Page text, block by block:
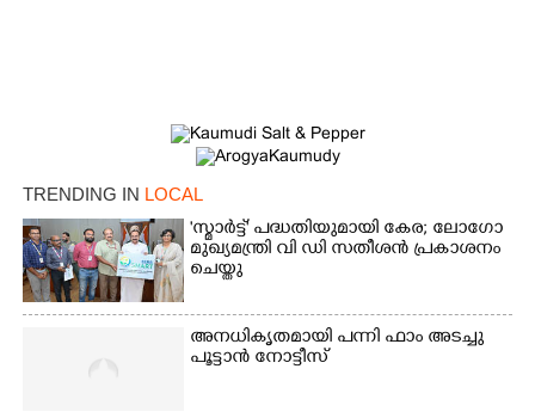
TRENDING IN LOCAL
'സ്മാർട്ട്' പദ്ധതിയുമായി കേര; ലോഗോ
മുഖ്യമന്ത്രി വി ഡി സതീശൻ പ്രകാശനം
ചെയ്തു
അനധികൃതമായി പന്നി ഫാം അടച്ചു
പൂട്ടാൻ നോട്ടീസ്